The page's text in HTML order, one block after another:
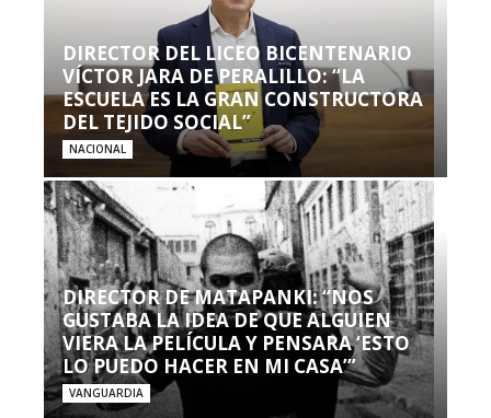
DIRECTOR DEL LICEO BICENTENARIO
VÍCTOR JARA DE PERALILLO: “LA
ESCUELA ES LA GRAN CONSTRUCTORA
DEL TEJIDO SOCIAL”
NACIONAL
DIRECTOR DE MATAPANKI: “NOS
GUSTABA LA IDEA DE QUE ALGUIEN
VIERA LA PELÍCULA Y PENSARA ‘ESTO
LO PUEDO HACER EN MI CASA’”
VANGUARDIA